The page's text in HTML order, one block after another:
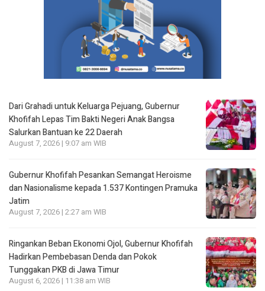
Dari Grahadi untuk Keluarga Pejuang, Gubernur
Khofifah Lepas Tim Bakti Negeri Anak Bangsa
Salurkan Bantuan ke 22 Daerah
August 7, 2026 | 9:07 am WIB
Gubernur Khofifah Pesankan Semangat Heroisme
dan Nasionalisme kepada 1.537 Kontingen Pramuka
Jatim
August 7, 2026 | 2:27 am WIB
Ringankan Beban Ekonomi Ojol, Gubernur Khofifah
Hadirkan Pembebasan Denda dan Pokok
Tunggakan PKB di Jawa Timur
August 6, 2026 | 11:38 am WIB